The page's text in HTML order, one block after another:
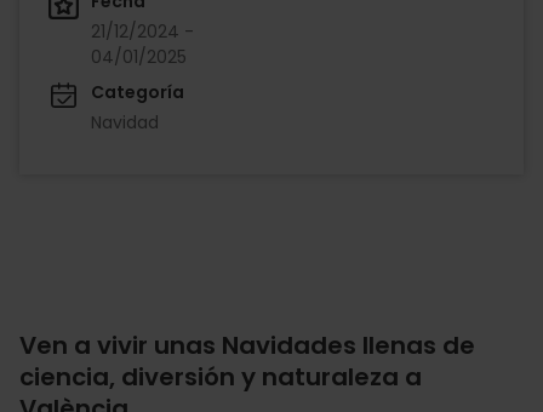
21/12/2024 -
04/01/2025
Categoría
Navidad
Ven a vivir unas Navidades llenas de
ciencia, diversión y naturaleza a